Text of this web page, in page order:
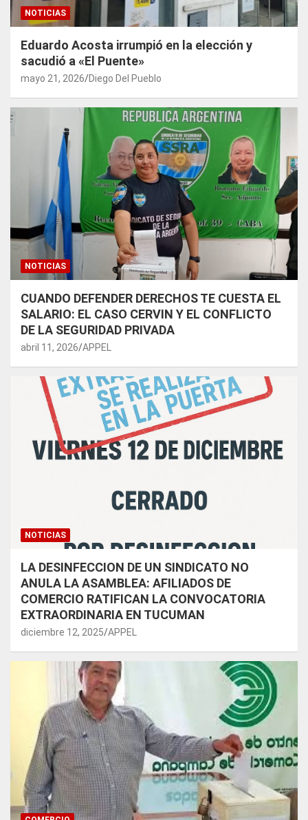
NOTICIAS
Eduardo Acosta irrumpió en la elección y
sacudió a «El Puente»
mayo 21, 2026 Diego Del Pueblo
NOTICIAS
CUANDO DEFENDER DERECHOS TE CUESTA EL
SALARIO: EL CASO CERVIN Y EL CONFLICTO
DE LA SEGURIDAD PRIVADA
abril 11, 2026 APPEL
NOTICIAS
LA DESINFECCION DE UN SINDICATO NO
ANULA LA ASAMBLEA: AFILIADOS DE
COMERCIO RATIFICAN LA CONVOCATORIA
EXTRAORDINARIA EN TUCUMAN
diciembre 12, 2025 APPEL